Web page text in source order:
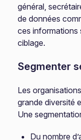
général,
de données
ces informations
ciblage.
Segmenter
Les
grande diversité
Une
Du nombre